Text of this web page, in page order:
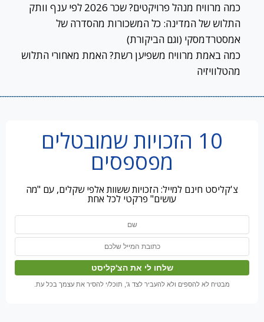
כמה מרוויח מנהל פרויקטים? שכר 2026 לפי ענף וותק
התלוש של המדינה: כל המשכורות מהסדרה של
אמסטרדמסקי (וגם הביקורת)
כמה באמת מרוויח משפיען רשת? האמת מאחורי התלוש
מהטלוויזיה
10 הזכויות שמובטלים
מפספסים
צ'קליסט חינם למייל: הזכויות ששוות אלפי שקלים, עם "מה
עושים" פרקטי לכל אחת
מבטיח לא להספים ולא להעביר לצד ג', תוכל/י להסיר את עצמך בכל עת.